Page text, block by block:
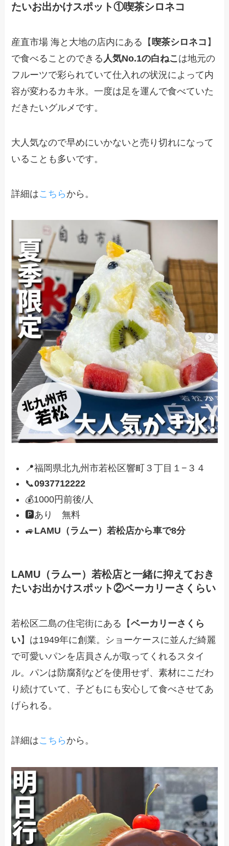
たいお出かけスポット①喫茶シロネコ
産直市場 海と大地の店内にある【 喫茶シロネコ 】
で食べることのできる 人気No.1の白ねこ は地元の
フルーツで彩られていて仕入れの状況によって内
容が変わるカキ氷。一度は足を運んで食べていた
だきたいグルメです。
大人気なので早めにいかないと売り切れになって
いることも多いです。
詳細はこちら から。
📍福岡県北九州市若松区響町３丁目１−３４
📞0937712222
💰1000円前後/人
🅿️あり 無料
🚙LAMU（ラムー）若松店から車で8分
LAMU（ラムー）若松店と一緒に抑えておき
たいお出かけスポット②ベーカリーさくらい
若松区二島の住宅街にある【ベーカリーさくら
い】は1949年に創業。ショーケースに並んだ綺麗
で可愛いパンを店員さんが取ってくれるスタイ
ル。パンは防腐剤などを使用せず、素材にこだわ
り続けていて、子どもにも安心して食べさせてあ
げられる。
詳細はこちら から。